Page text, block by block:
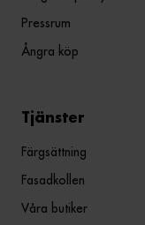
Pressrum
Ångra köp
Tjänster
Färgsättning
Fasadkollen
Våra butiker